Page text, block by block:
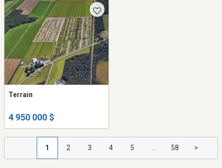
Terrain
4 950 000 $
1 2 3 4 5 ... 58 >